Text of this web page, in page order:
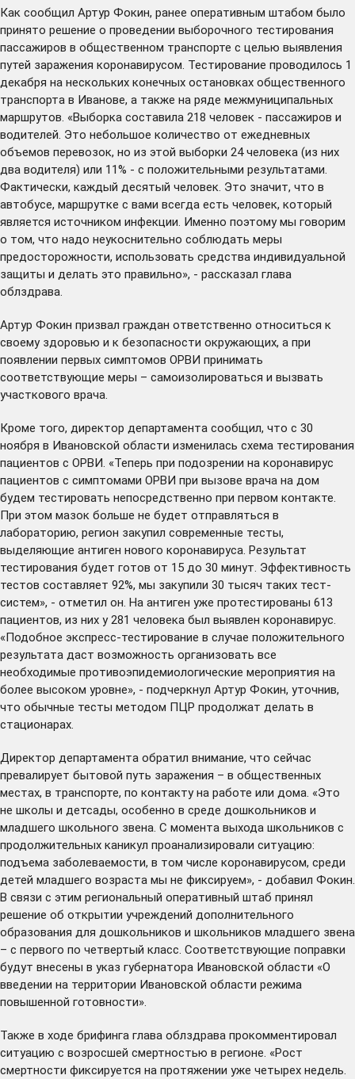
Как сообщил Артур Фокин, ранее оперативным штабом было
принято решение о проведении выборочного тестирования
пассажиров в общественном транспорте с целью выявления
путей заражения коронавирусом. Тестирование проводилось 1
декабря на нескольких конечных остановках общественного
транспорта в Иванове, а также на ряде межмуниципальных
маршрутов. «Выборка составила 218 человек - пассажиров и
водителей. Это небольшое количество от ежедневных
объемов перевозок, но из этой выборки 24 человека (из них
два водителя) или 11% - с положительными результатами.
Фактически, каждый десятый человек. Это значит, что в
автобусе, маршрутке с вами всегда есть человек, который
является источником инфекции. Именно поэтому мы говорим
о том, что надо неукоснительно соблюдать меры
предосторожности, использовать средства индивидуальной
защиты и делать это правильно», - рассказал глава
облздрава.
Артур Фокин призвал граждан ответственно относиться к
своему здоровью и к безопасности окружающих, а при
появлении первых симптомов ОРВИ принимать
соответствующие меры – самоизолироваться и вызвать
участкового врача.
Кроме того, директор департамента сообщил, что с 30
ноября в Ивановской области изменилась схема тестирования
пациентов с ОРВИ. «Теперь при подозрении на коронавирус
пациентов с симптомами ОРВИ при вызове врача на дом
будем тестировать непосредственно при первом контакте.
При этом мазок больше не будет отправляться в
лабораторию, регион закупил современные тесты,
выделяющие антиген нового коронавируса. Результат
тестирования будет готов от 15 до 30 минут. Эффективность
тестов составляет 92%, мы закупили 30 тысяч таких тест-
систем», - отметил он. На антиген уже протестированы 613
пациентов, из них у 281 человека был выявлен коронавирус.
«Подобное экспресс-тестирование в случае положительного
результата даст возможность организовать все
необходимые противоэпидемиологические мероприятия на
более высоком уровне», - подчеркнул Артур Фокин, уточнив,
что обычные тесты методом ПЦР продолжат делать в
стационарах.
Директор департамента обратил внимание, что сейчас
превалирует бытовой путь заражения – в общественных
местах, в транспорте, по контакту на работе или дома. «Это
не школы и детсады, особенно в среде дошкольников и
младшего школьного звена. С момента выхода школьников с
продолжительных каникул проанализировали ситуацию:
подъема заболеваемости, в том числе коронавирусом, среди
детей младшего возраста мы не фиксируем», - добавил Фокин.
В связи с этим региональный оперативный штаб принял
решение об открытии учреждений дополнительного
образования для дошкольников и школьников младшего звена
– с первого по четвертый класс. Соответствующие поправки
будут внесены в указ губернатора Ивановской области «О
введении на территории Ивановской области режима
повышенной готовности».
Также в ходе брифинга глава облздрава прокомментировал
ситуацию с возросшей смертностью в регионе. «Рост
смертности фиксируется на протяжении уже четырех недель.